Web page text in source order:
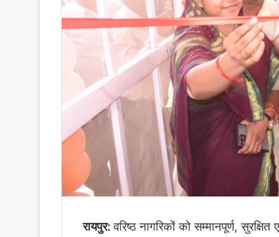
रायपुर:वरिष्ठ नागरिकों को सम्मानपूर्ण,